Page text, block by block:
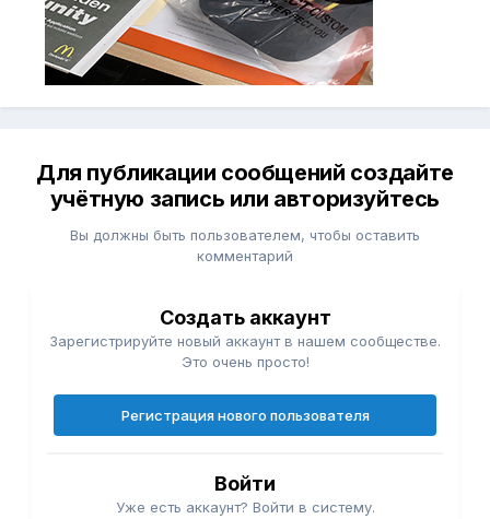
Для публикации сообщений создайте
учётную запись или авторизуйтесь
Вы должны быть пользователем, чтобы оставить
комментарий
Создать аккаунт
Зарегистрируйте новый аккаунт в нашем сообществе.
Это очень просто!
Регистрация нового пользователя
Войти
Уже есть аккаунт? Войти в систему.